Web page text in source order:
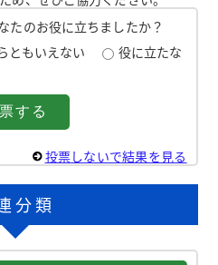
たのお役に立ちましたか？
ともいえない
役に立たな
投票しないで結果を見る
分類